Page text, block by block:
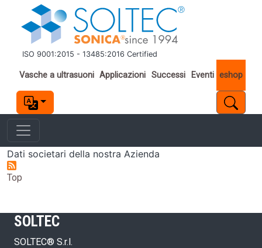
Salta al contenuto principale
ISO 9001:2015 - 13485:2016 Certified
Important links
Vasche a ultrasuoni Applicazioni Successi Eventi eshop
Dati societari della nostra Azienda
Top
SOLTEC
SOLTEC® S.r.l.